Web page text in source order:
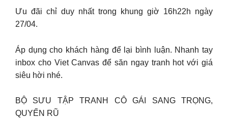
Ưu đãi chỉ duy nhất trong khung giờ 16h22h ngày
27/04.
Áp dụng cho khách hàng để lại bình luận. Nhanh tay
inbox cho Viet Canvas để săn ngay tranh hot với giá
siêu hời nhé.
BỘ SƯU TẬP TRANH CÔ GÁI SANG TRỌNG,
QUYẾN RŨ